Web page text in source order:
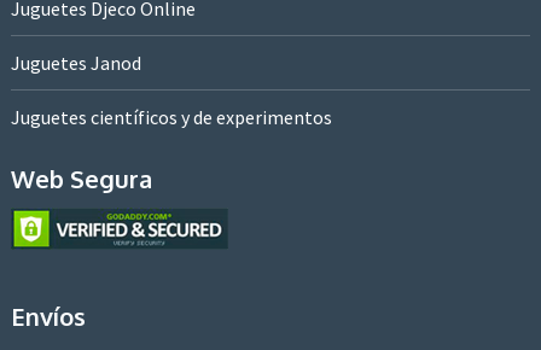
Juguetes Djeco Online
Juguetes Janod
Juguetes científicos y de experimentos
Web Segura
Envíos